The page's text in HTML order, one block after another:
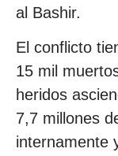
al Bashir.
El conflicto
15 mil
heridos
7,7 millones
internamente